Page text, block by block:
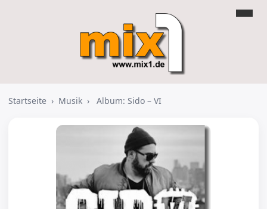
Startseite › Musik › Album: Sido – VI